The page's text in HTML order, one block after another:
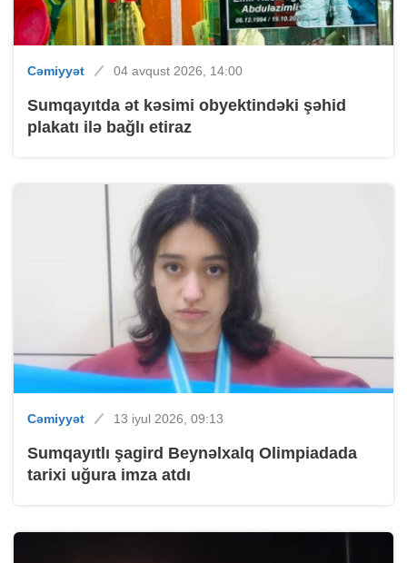
Cəmiyyət 04 avqust 2026, 14:00
Sumqayıtda ət kəsimi obyektindəki şəhid
plakatı ilə bağlı etiraz
Cəmiyyət 13 iyul 2026, 09:13
Sumqayıtlı şagird Beynəlxalq Olimpiadada
tarixi uğura imza atdı